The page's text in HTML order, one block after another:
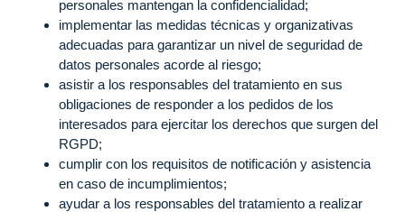
personales mantengan la confidencialidad;
implementar las medidas técnicas y organizativas
adecuadas para garantizar un nivel de seguridad de
datos personales acorde al riesgo;
asistir a los responsables del tratamiento en sus
obligaciones de responder a los pedidos de los
interesados para ejercitar los derechos que surgen del
RGPD;
cumplir con los requisitos de notificación y asistencia
en caso de incumplimientos;
ayudar a los responsables del tratamiento a realizar